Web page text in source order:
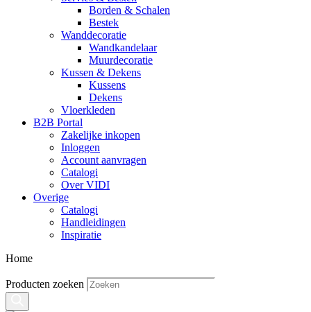
Borden & Schalen
Bestek
Wanddecoratie
Wandkandelaar
Muurdecoratie
Kussen & Dekens
Kussens
Dekens
Vloerkleden
B2B Portal
Zakelijke inkopen
Inloggen
Account aanvragen
Catalogi
Over VIDI
Overige
Catalogi
Handleidingen
Inspiratie
Home
Producten zoeken